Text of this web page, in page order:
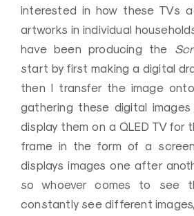
interested in how these TVs
artworks in individual
have been producing the
start by first making a digital
then I transfer the image
gathering these digital images
display them on a QLED TV for
frame in the form of a
displays images one after
so whoever comes to see
constantly see different